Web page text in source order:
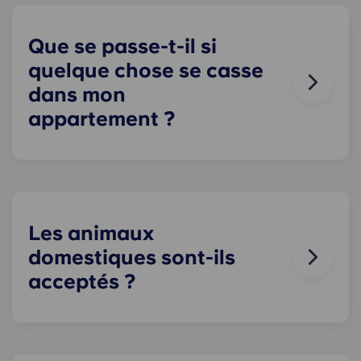
notre équipe sur place pour connaître les options
de stationnement disponibles.
Que se passe-t-il si
quelque chose se casse
dans mon
appartement ?
la réception, et nous vous assisterons au plus vite.
Les animaux
domestiques sont-ils
acceptés ?